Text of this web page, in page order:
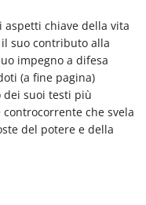
chiave della vita
suo contributo alla
impegno a difesa
(a fine pagina)
dei suoi testi più
controcorrente che svela
del potere e della